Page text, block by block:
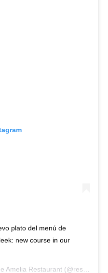
plato del menú de
new course in our
Amelia Restaurant (@restaurantamelia) el